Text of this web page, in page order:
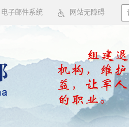
电子邮件系统 网站无障碍